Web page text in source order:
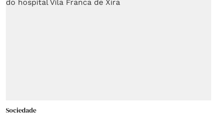
Sociedade